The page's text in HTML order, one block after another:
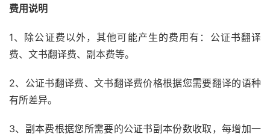
费用说明
1、除公证费以外，其他可能产生的费用有：公证书翻译
费、文书翻译费、副本费等。
2、公证书翻译费、文书翻译费价格根据您需要翻译的语种
有所差异。
3、副本费根据您所需要的公证书副本份数收取，每增加一